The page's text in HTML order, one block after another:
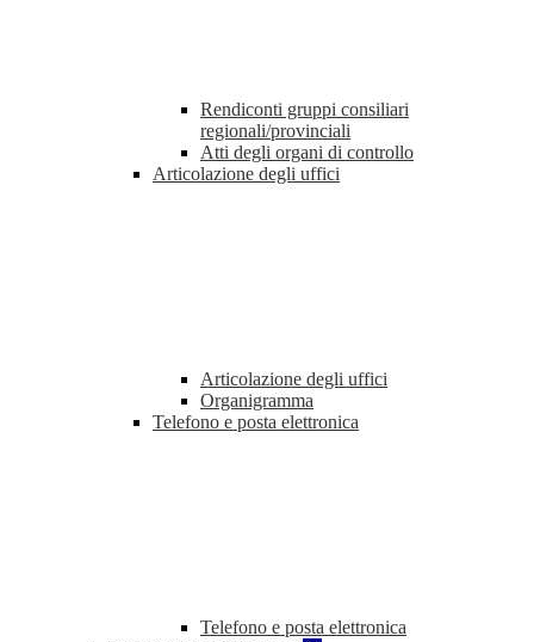
Rendiconti gruppi consiliari
regionali/provinciali
Atti degli organi di controllo
Articolazione degli uffici
Articolazione degli uffici
Organigramma
Telefono e posta elettronica
Telefono e posta elettronica